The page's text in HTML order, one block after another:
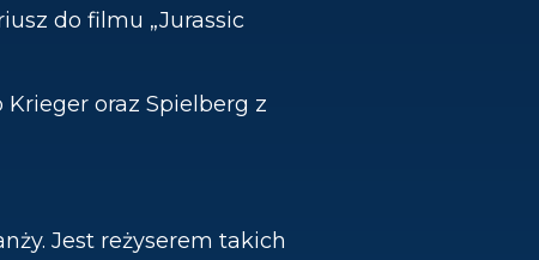
do filmu „Jurassic
oraz Spielberg z
Jest reżyserem takich